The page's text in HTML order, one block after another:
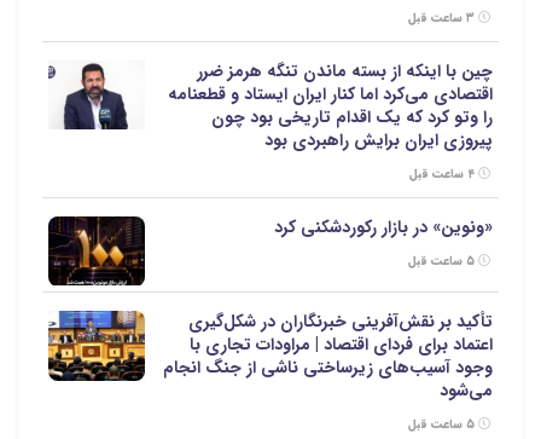
چین با اینکه از بسته ماندن تنگه هرمز ضرر
اقتصادی می‌کرد اما کنار ایران ایستاد و قطعنامه
را وتو کرد که یک اقدام تاریخی بود چون
پیروزی ایران برایش راهبردی بود
«ونوین» در بازار رکوردشکنی کرد
تأکید بر نقش‌آفرینی خبرنگاران در شکل‌گیری
اعتماد برای فردای اقتصاد | مراودات تجاری با
وجود آسیب‌های زیرساختی ناشی از جنگ انجام
می‌شود